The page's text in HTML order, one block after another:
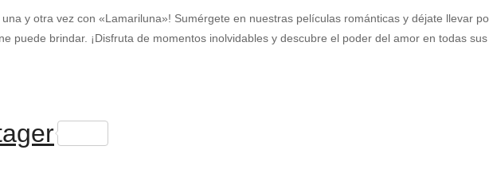
y otra vez con «Lamariluna»! Sumérgete en nuestras películas románticas y déjate llevar
puede brindar. ¡Disfruta de momentos inolvidables y descubre el poder del amor en todas sus